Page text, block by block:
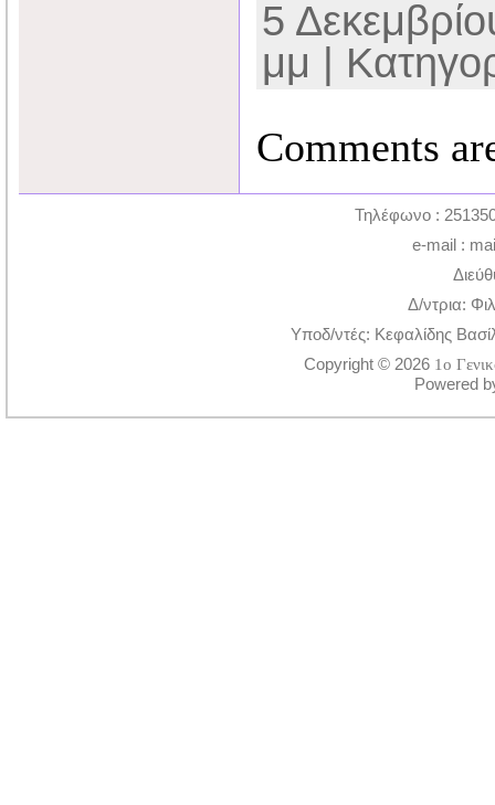
5
μμ |
Comments
Τηλέφωνο :
e-mail :
Δ/ντρια:
Υποδ/ντές: Κεφαλίδης
Copyright © 2026 1ο
Powered